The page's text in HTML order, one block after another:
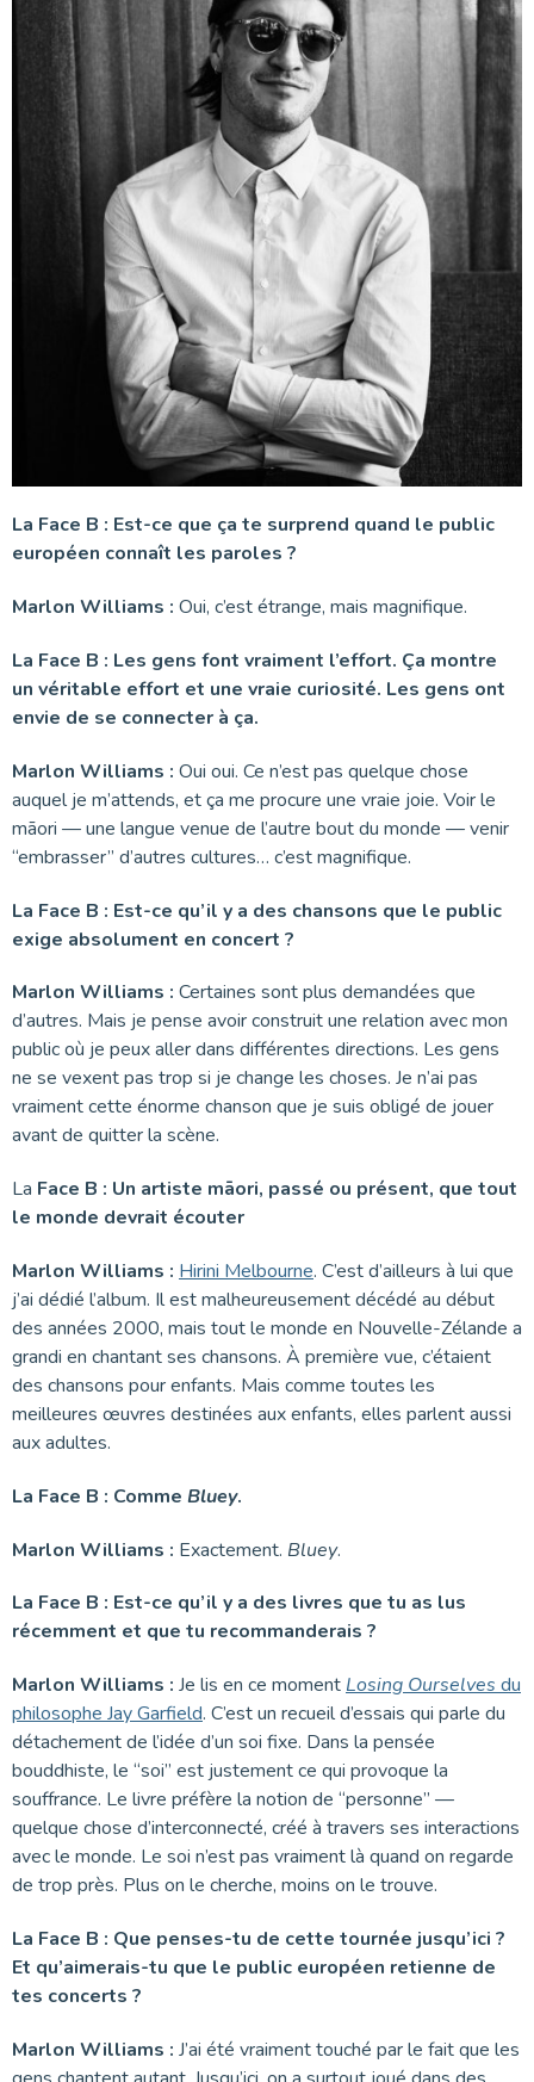
La Face B : Est-ce que ça te surprend quand le public
européen connaît les paroles ?
Marlon Williams : Oui, c’est étrange, mais magnifique.
La Face B : Les gens font vraiment l’effort. Ça montre
un véritable effort et une vraie curiosité. Les gens ont
envie de se connecter à ça.
Marlon Williams : Oui oui. Ce n’est pas quelque chose
auquel je m’attends, et ça me procure une vraie joie. Voir le
māori — une langue venue de l’autre bout du monde — venir
“embrasser” d’autres cultures… c’est magnifique.
La Face B : Est-ce qu’il y a des chansons que le public
exige absolument en concert ?
Marlon Williams : Certaines sont plus demandées que
d’autres. Mais je pense avoir construit une relation avec mon
public où je peux aller dans différentes directions. Les gens
ne se vexent pas trop si je change les choses. Je n’ai pas
vraiment cette énorme chanson que je suis obligé de jouer
avant de quitter la scène.
La Face B : Un artiste māori, passé ou présent, que tout
le monde devrait écouter
Marlon Williams : Hirini Melbourne. C’est d’ailleurs à lui que
j’ai dédié l’album. Il est malheureusement décédé au début
des années 2000, mais tout le monde en Nouvelle-Zélande a
grandi en chantant ses chansons. À première vue, c’étaient
des chansons pour enfants. Mais comme toutes les
meilleures œuvres destinées aux enfants, elles parlent aussi
aux adultes.
La Face B : Comme Bluey.
Marlon Williams : Exactement. Bluey.
La Face B : Est-ce qu’il y a des livres que tu as lus
récemment et que tu recommanderais ?
Marlon Williams : Je lis en ce moment Losing Ourselves du
philosophe Jay Garfield. C’est un recueil d’essais qui parle du
détachement de l’idée d’un soi fixe. Dans la pensée
bouddhiste, le “soi” est justement ce qui provoque la
souffrance. Le livre préfère la notion de “personne” —
quelque chose d’interconnecté, créé à travers ses interactions
avec le monde. Le soi n’est pas vraiment là quand on regarde
de trop près. Plus on le cherche, moins on le trouve.
La Face B : Que penses-tu de cette tournée jusqu’ici ?
Et qu’aimerais-tu que le public européen retienne de
tes concerts ?
Marlon Williams : J’ai été vraiment touché par le fait que les